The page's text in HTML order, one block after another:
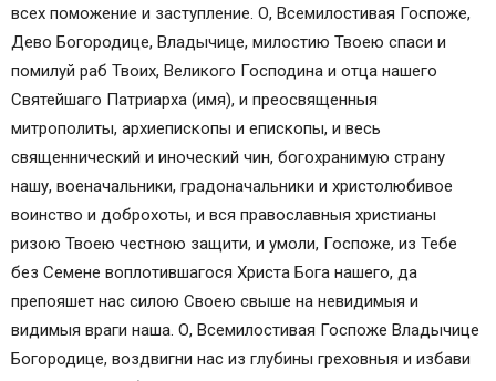
всех поможение и заступление. О, Всемилостивая Госпоже,
Дево Богородице, Владычице, милостию Твоею спаси и
помилуй раб Твоих, Великого Господина и отца нашего
Святейшаго Патриарха (имя), и преосвященныя
митрополиты, архиепископы и епископы, и весь
священнический и иноческий чин, богохранимую страну
нашу, военачальники, градоначальники и христолюбивое
воинство и доброхоты, и вся православныя христианы
ризою Твоею честною защити, и умоли, Госпоже, из Тебе
без Семене воплотившагося Христа Бога нашего, да
препояшет нас силою Своею свыше на невидимыя и
видимыя враги наша. О, Всемилостивая Госпоже Владычице
Богородице, воздвигни нас из глубины греховныя и избави